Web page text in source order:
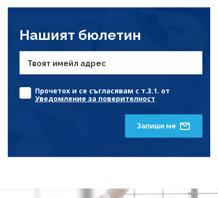
Нашият бюлетин
Твоят имейл адрес
Прочетох и се съгласявам с т.3.1. от
Уведомление за поверителност
Запиши ме